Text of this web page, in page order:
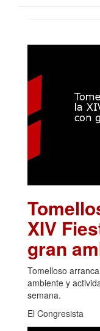
XIV
gran
Tomelloso
ambiente y
semana.
El Congresista